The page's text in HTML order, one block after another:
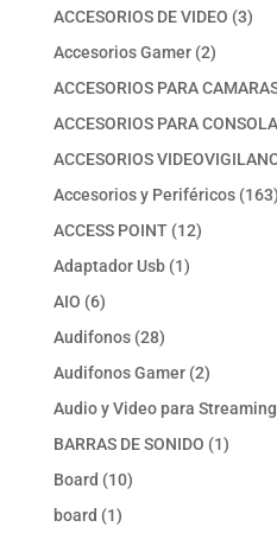
ACCESORIOS DE VIDEO 33
Accesorios Gamer 22
ACCESORIOS PARA
ACCESORIOS PARA CONSOLA
ACCESORIOS
Accesorios y Periféricos 163
ACCESS POINT 1212
Adaptador Usb 11
AIO 66
productos
Audifonos 2828
productos
Audifonos Gamer 22
productos
Audio y Video para Streaming
BARRAS DE SONIDO 11
Board 1010
board 11